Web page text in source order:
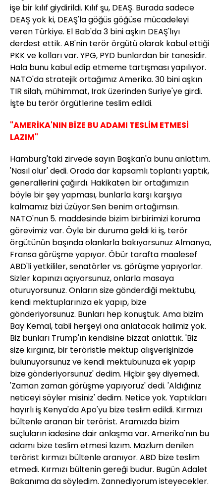
işe bir kılıf giydirildi. Kılıf şu, DEAŞ. Burada sadece
DEAŞ yok ki, DEAŞ'la göğüs göğüse mücadeleyi
veren Türkiye. El Bab'da 3 bini aşkın DEAŞ'lıyı
derdest ettik. AB'nin terör örgütü olarak kabul ettiği
PKK ve kolları var. YPG, PYD bunlardan bir tanesidir.
Hala bunu kabul edip etmeme tartışması yapılıyor.
NATO'da stratejik ortağımız Amerika. 30 bini aşkın
TIR silah, mühimmat, Irak üzerinden Suriye'ye girdi.
İşte bu terör örgütlerine teslim edildi.
"AMERİKA'NIN BİZE BU ADAMI TESLİM ETMESİ
LAZIM"
Hamburg'taki zirvede sayın Başkan'a bunu anlattım.
'Nasıl olur' dedi. Orada dar kapsamlı toplantı yaptık,
generallerini çağırdı. Hakikaten bir ortağımızın
böyle bir şey yapması, bunlarla karşı karşıya
kalmamız bizi üzüyor.Sen benim ortağımsın.
NATO'nun 5. maddesinde bizim birbirimizi koruma
görevimiz var. Öyle bir duruma geldi ki iş, terör
örgütünün başında olanlarla bakıyorsunuz Almanya,
Fransa görüşme yapıyor. Öbür tarafta maalesef
ABD'li yetkililer, senatörler vs. görüşme yapıyorlar.
Sizler kapınızı açıyorsunuz, onlarla masaya
oturuyorsunuz. Onların size gönderdiği mektubu,
kendi mektuplarınıza ek yapıp, bize
gönderiyorsunuz. Bunları hep konuştuk. Ama bizim
Bay Kemal, tabii herşeyi ona anlatacak halimiz yok.
Biz bunları Trump'ın kendisine bizzat anlattık. 'Biz
size kırgınız, bir teröristle mektup alışverişinizde
bulunuyorsunuz ve kendi mektubunuza ek yapıp
bize gönderiyorsunuz' dedim. Hiçbir şey diyemedi.
'Zaman zaman görüşme yapıyoruz' dedi. 'Aldığınız
neticeyi söyler misiniz' dedim. Netice yok. Yaptıkları
hayırlı iş Kenya'da Apo'yu bize teslim edildi. Kırmızı
bültenle aranan bir terörist. Aramızda bizim
suçluların iadesine dair anlaşma var. Amerika'nın bu
adamı bize teslim etmesi lazım. Mazlum denilen
terörist kırmızı bültenle aranıyor. ABD bize teslim
etmedi. Kırmızı bültenin gereği budur. Bugün Adalet
Bakanıma da söyledim. Zannediyorum isteyecekler.